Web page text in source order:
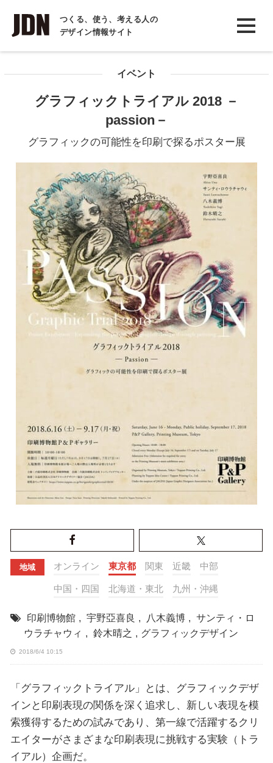
つくる、使う、考える人の
デザイン情報サイト
INTERVIEW
インタビュー
イベント
グラフィックトライアル 2018 －
passion－
グラフィックの可能性を印刷で探るポスター展
地域 オンライン 東京都 関東 近畿 中部
中国・四国 北海道・東北 九州・沖縄
印刷博物館 , 宇野亞喜良 , 八木義博 , サンティ・ロ
ウラチャウィ , 鈴木晴之 , グラフィックデザイン
2018/6/4 10:15
「グラフィックトライアル」とは、グラフィックデザ
インと印刷表現の関係を深く追求し、新しい表現を模
索獲得するための試みであり、第一線で活躍するクリ
エイターがさまざまな印刷表現に挑戦する実験（トラ
イアル）企画だ。